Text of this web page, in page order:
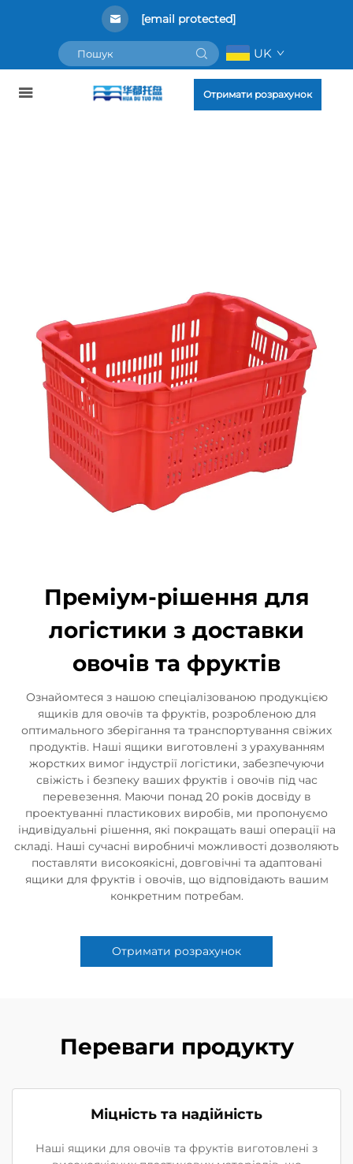
[email protected]
UK
Отримати розрахунок
Преміум-рішення для
логістики з доставки
овочів та фруктів
Ознайомтеся з нашою спеціалізованою продукцією
ящиків для овочів та фруктів, розробленою для
оптимального зберігання та транспортування свіжих
продуктів. Наші ящики виготовлені з урахуванням
жорстких вимог індустрії логістики, забезпечуючи
свіжість і безпеку ваших фруктів і овочів під час
перевезення. Маючи понад 20 років досвіду в
проектуванні пластикових виробів, ми пропонуємо
індивідуальні рішення, які покращать ваші операції на
складі. Наші сучасні виробничі можливості дозволяють
поставляти високоякісні, довговічні та адаптовані
ящики для фруктів і овочів, що відповідають вашим
конкретним потребам.
Отримати розрахунок
Переваги продукту
Міцність та надійність
Наші ящики для овочів та фруктів виготовлені з